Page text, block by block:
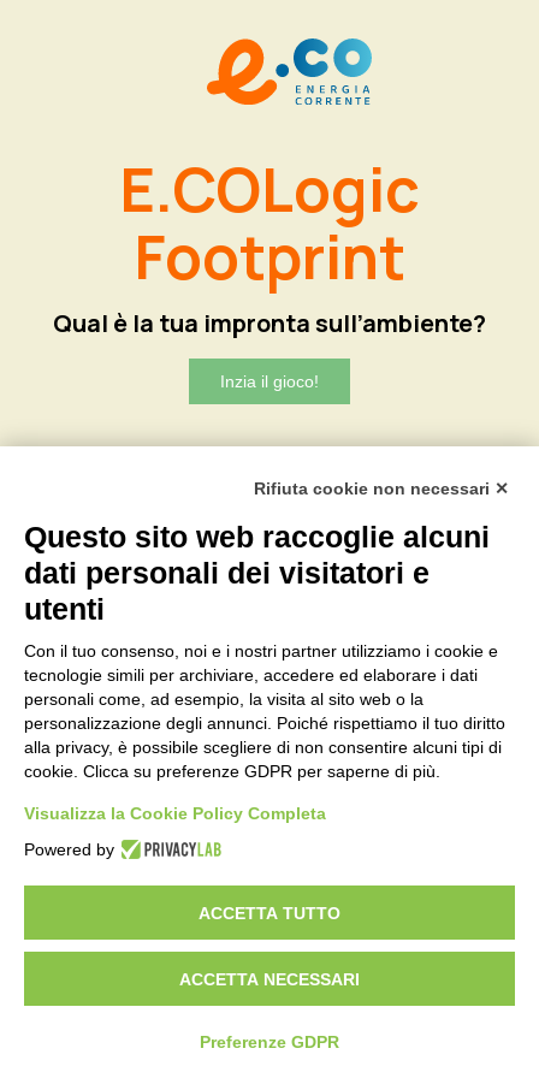
Rifiuta cookie non necessari ✕
Questo sito web raccoglie alcuni
dati personali dei visitatori e
utenti
Con il tuo consenso, noi e i nostri partner utilizziamo i cookie e
tecnologie simili per archiviare, accedere ed elaborare i dati
personali come, ad esempio, la visita al sito web o la
personalizzazione degli annunci. Poiché rispettiamo il tuo diritto
alla privacy, è possibile scegliere di non consentire alcuni tipi di
cookie. Clicca su preferenze GDPR per saperne di più.
Visualizza la Cookie Policy Completa
Powered by
ACCETTA TUTTO
ACCETTA NECESSARI
Preferenze GDPR